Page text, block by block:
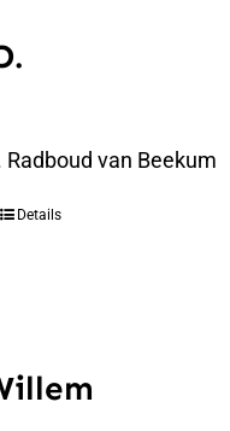
van Beekum
Details